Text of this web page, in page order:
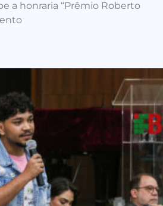
a honraria “Prêmio Roberto